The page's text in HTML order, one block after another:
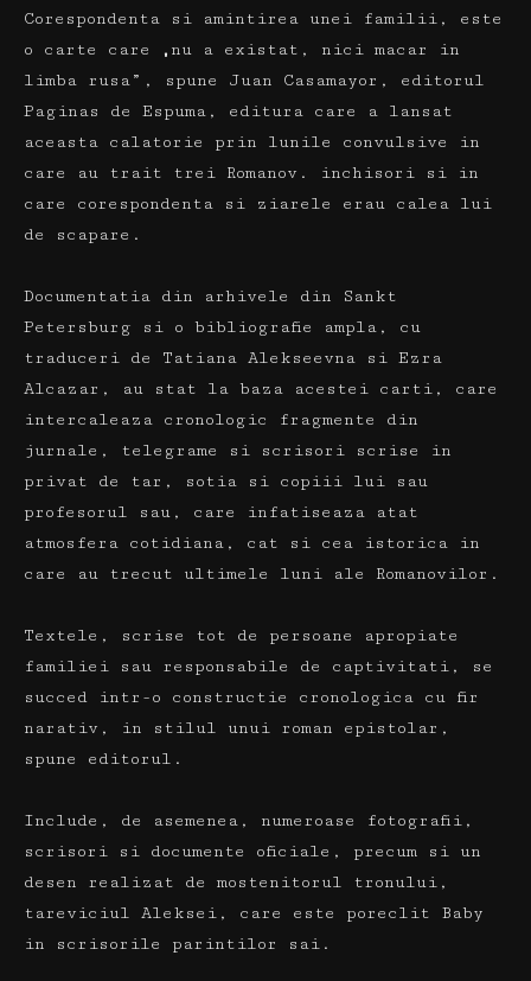
Corespondenta si amintirea unei familii, este
o carte care „nu a existat, nici macar in
limba rusa”, spune Juan Casamayor, editorul
Paginas de Espuma, editura care a lansat
aceasta calatorie prin lunile convulsive in
care au trait trei Romanov. inchisori si in
care corespondenta si ziarele erau calea lui
de scapare.
Documentatia din arhivele din Sankt
Petersburg si o bibliografie ampla, cu
traduceri de Tatiana Alekseevna si Ezra
Alcazar, au stat la baza acestei carti, care
intercaleaza cronologic fragmente din
jurnale, telegrame si scrisori scrise in
privat de tar, sotia si copiii lui sau
profesorul sau, care infatiseaza atat
atmosfera cotidiana, cat si cea istorica in
care au trecut ultimele luni ale Romanovilor.
Textele, scrise tot de persoane apropiate
familiei sau responsabile de captivitati, se
succed intr-o constructie cronologica cu fir
narativ, in stilul unui roman epistolar,
spune editorul.
Include, de asemenea, numeroase fotografii,
scrisori si documente oficiale, precum si un
desen realizat de mostenitorul tronului,
tareviciul Aleksei, care este poreclit Baby
in scrisorile parintilor sai.